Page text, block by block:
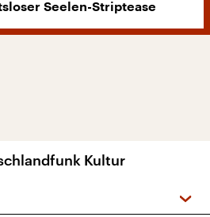
Seelen-Striptease
Kultur